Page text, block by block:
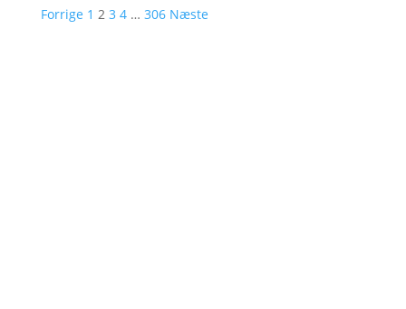
Forrige 1 2 3 4 … 306 Næste